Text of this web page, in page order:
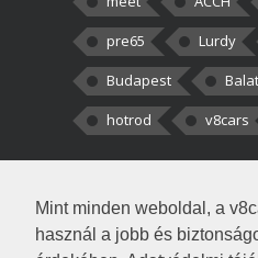
Mint minden weboldal, a
használ a jobb és
pre65
Lurdy
Budapest
hotrod
v8cars
kortisz:
darabbaal számoltam. Nem